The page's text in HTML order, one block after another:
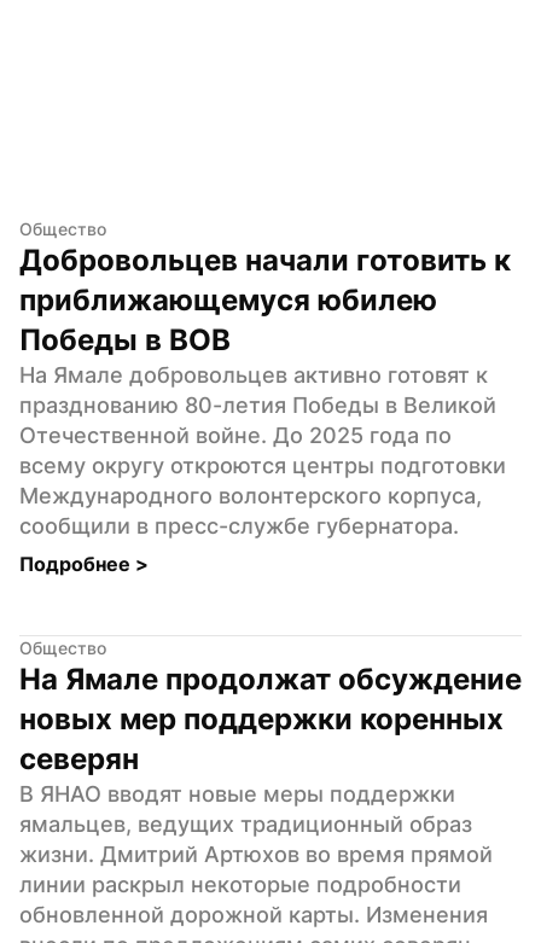
Общество
Добровольцев начали готовить к
приближающемуся юбилею
Победы в ВОВ
На Ямале добровольцев активно готовят к
празднованию 80-летия Победы в Великой
Отечественной войне. До 2025 года по
всему округу откроются центры подготовки
Международного волонтерского корпуса,
сообщили в пресс-службе губернатора.
Подробнее >
Общество
На Ямале продолжат обсуждение
новых мер поддержки коренных
северян
В ЯНАО вводят новые меры поддержки
ямальцев, ведущих традиционный образ
жизни. Дмитрий Артюхов во время прямой
линии раскрыл некоторые подробности
обновленной дорожной карты. Изменения